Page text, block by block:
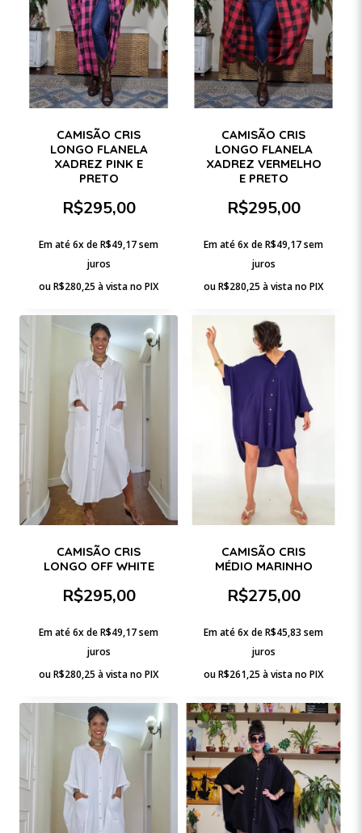
CAMISÃO CRIS
LONGO FLANELA
XADREZ PINK E
PRETO
R$295,00
Em até 6x deR$49,17sem
juros
ouR$280,25 à vista no PIX
CAMISÃO CRIS
LONGO FLANELA
XADREZ VERMELHO
E PRETO
R$295,00
Em até 6x deR$49,17sem
juros
ouR$280,25 à vista no PIX
CAMISÃO CRIS
LONGO OFF WHITE
R$295,00
Em até 6x deR$49,17sem
juros
ouR$280,25 à vista no PIX
CAMISÃO CRIS
MÉDIO MARINHO
R$275,00
Em até 6x deR$45,83 sem
juros
ouR$261,25 à vista no PIX